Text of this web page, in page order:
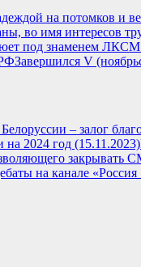
на потомков и
Завершился V
– залог
на канале «Россия